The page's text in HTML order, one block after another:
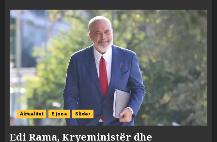
Aktualitet E jona Slider
Edi Rama, Kryeministër dhe